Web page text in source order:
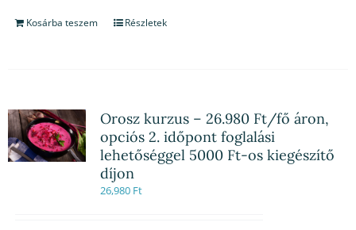
Kosárba teszem Részletek
Orosz kurzus – 26.980 Ft/fő áron,
opciós 2. időpont foglalási
lehetőséggel 5000 Ft-os kiegészítő
díjon
26,980 Ft